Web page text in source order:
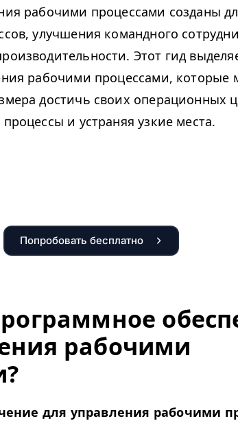
рабочими процессами созданы
улучшения командного
Этот гид
рабочими процессами, которые
достичь своих операционных
и устраняя узкие места.
Попробовать бесплатно
рабочими
для управления рабочими